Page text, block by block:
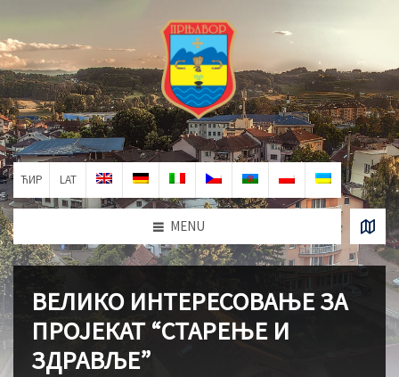
ЋИР LAT
MENU
ВЕЛИКО ИНТЕРЕСОВАЊЕ ЗА
ПРОЈЕКАТ “СТАРЕЊЕ И
ЗДРАВЉЕ”